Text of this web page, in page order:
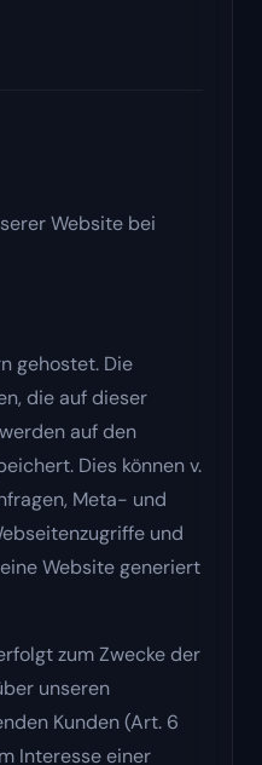
Website bei
gehostet. Die
die auf dieser
auf den
Dies können v.
Meta- und
und
Website generiert
zum Zwecke der
unseren
Kunden (Art. 6
Interesse einer